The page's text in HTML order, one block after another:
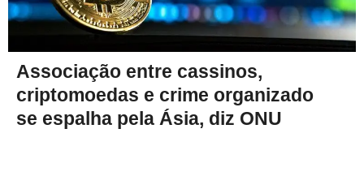
Associação entre cassinos,
criptomoedas e crime organizado
se espalha pela Ásia, diz ONU